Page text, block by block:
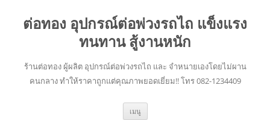
เนื้อหา
ต่อทอง อุปกรณ์ต่อพ่วงรถไถ แข็งแรง
ทนทาน สู้งานหนัก
ร้านต่อทอง ผู้ผลิต อุปกรณ์ต่อพ่วงรถไถ และ จำหนายเองโดยไม่ผาน
คนกลาง ทำให้ราคาถูกแต่คุณภาพยอดเยี่ยม!! โทร 082-1234409
เมนู